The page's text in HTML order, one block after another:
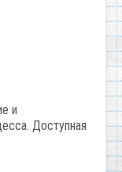
и
Доступная